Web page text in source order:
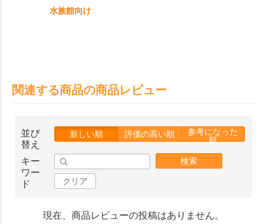
水族館向け
関連する商品の商品レビュー
並び
替え
新しい順 評価の高い順
参考になった
順
キー
ワー
ド
検索
クリア
現在、商品レビューの投稿はありません。